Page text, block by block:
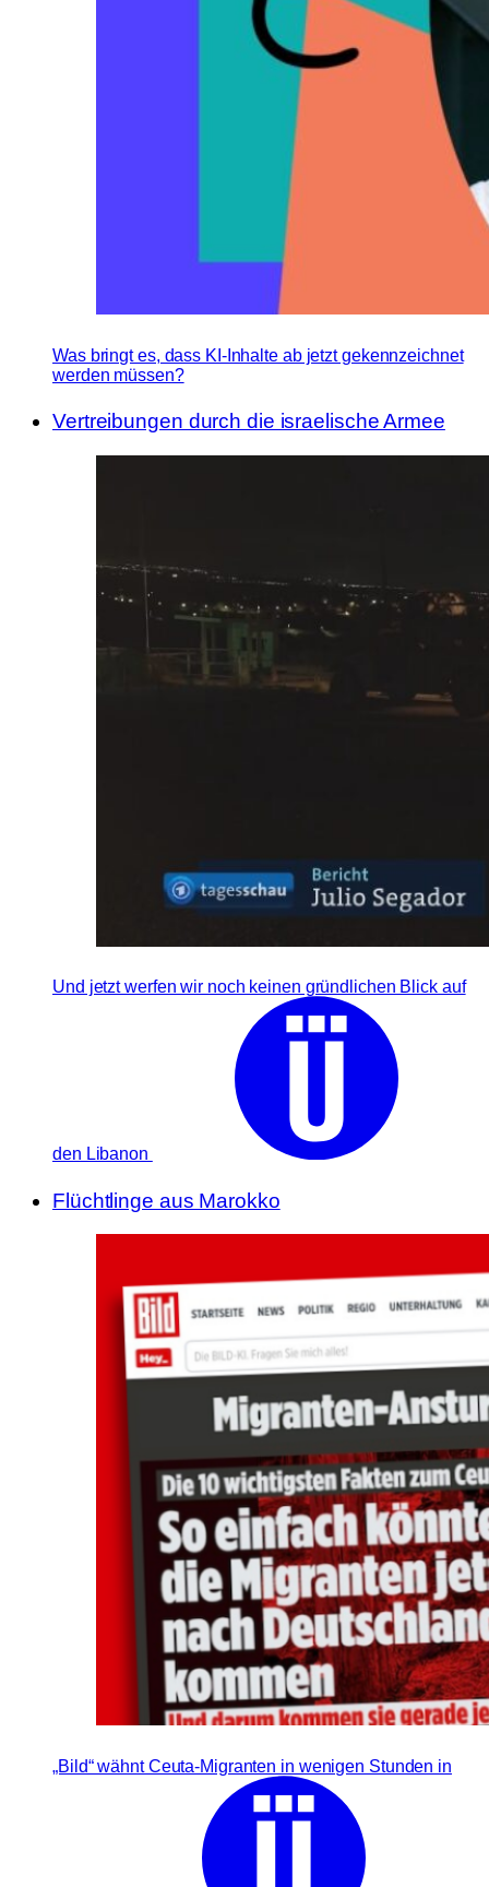
Was bringt es, dass KI-Inhalte ab jetzt gekennzeichnet
werden müssen?
Vertreibungen durch die israelische Armee
Und jetzt werfen wir noch keinen gründlichen Blick auf
den Libanon
Flüchtlinge aus Marokko
„Bild“ wähnt Ceuta-Migranten in wenigen Stunden in